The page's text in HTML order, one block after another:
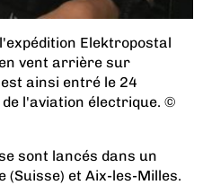
Elektropostal
vent arrière sur
ainsi entré le 24
l'aviation électrique. ©
sont lancés dans un
et Aix-les-Milles.